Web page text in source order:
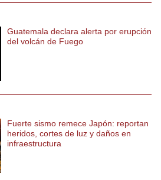
Guatemala declara alerta por erupción
del volcán de Fuego
Fuerte sismo remece Japón: reportan
heridos, cortes de luz y daños en
infraestructura